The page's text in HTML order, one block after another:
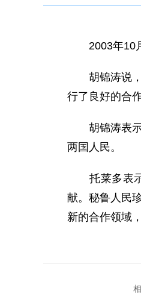
2003年10月
胡锦涛说，
行了良好的合
胡锦涛表示
两国人民。
托莱多表示
献。秘鲁人民
新的合作领域